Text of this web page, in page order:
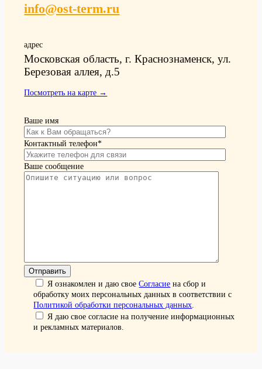
info@ost-term.ru
адрес
Московская область, г. Краснознаменск, ул.
Березовая аллея, д.5
Посмотреть на карте →
Ваше имя
Контактный телефон*
Ваше сообщение
Я ознакомлен и даю своеСогласие на сбор и
обработку моих персональных данных в соответствии с
Политикой обработки персональных данных
Я даю свое согласие на получение информационных
и рекламных материалов.